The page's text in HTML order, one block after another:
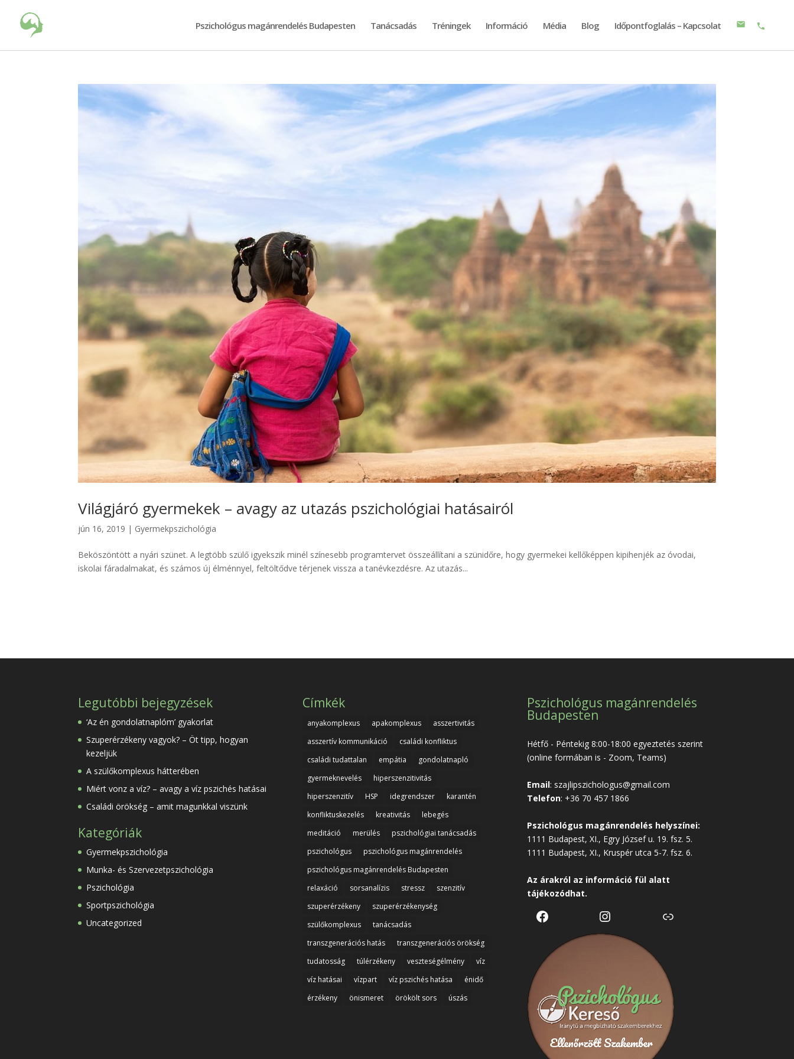
Pszichológus magánrendelés Budapesten Tanácsadás Tréningek Információ Média Blog Időpontfoglalás – Kapcsolat
Világjáró gyermekek – avagy az utazás pszichológiai hatásairól
jún 16, 2019 | Gyermekpszichológia
Beköszöntött a nyári szünet. A legtöbb szülő igyekszik minél színesebb programtervet összeállítani a szünidőre, hogy gyermekei kellőképpen kipihenjék az óvodai,
iskolai fáradalmakat, és számos új élménnyel, feltöltődve térjenek vissza a tanévkezdésre. Az utazás...
Legutóbbi bejegyzések
‘Az én gondolatnaplóm’ gyakorlat
Szuperérzékeny vagyok? – Öt tipp, hogyan
kezeljük
A szülőkomplexus hátterében
Miért vonz a víz? – avagy a víz pszichés hatásai
Családi örökség – amit magunkkal viszünk
Kategóriák
Gyermekpszichológia
Munka- és Szervezetpszichológia
Pszichológia
Sportpszichológia
Uncategorized
Címkék
anyakomplexus apakomplexus
asszertivitás
asszertív kommunikáció
családi konfliktus
családi tudattalan
empátia
gondolatnapló
gyermeknevelés
hiperszenzitivitás
hiperszenzitív
HSP idegrendszer
karantén
konfliktuskezelés
kreativitás
lebegés
meditáció
merülés
pszichológiai tanácsadás
pszichológus
pszichológus magánrendelés
pszichológus magánrendelés Budapesten
relaxáció
sorsanalízis stressz
szenzitív
szuperérzékeny
szuperérzékenység
szülőkomplexus
tanácsadás
transzgenerációs hatás
transzgenerációs örökség
tudatosság
túlérzékeny veszteségélmény
víz
víz hatásai
vízpart víz pszichés hatása
énidő
érzékeny
önismeret örökölt sors úszás
Pszichológus magánrendelés
Budapesten
Hétfő - Péntekig 8:00-18:00 egyeztetés szerint
(online formában is - Zoom, Teams)
Email: szajlipszichologus@gmail.com
Telefon: +36 70 457 1866
Pszichológus magánrendelés helyszínei:
1111 Budapest, XI., Egry József u. 19. fsz. 5.
1111 Budapest, XI., Kruspér utca 5-7. fsz. 6.
Az árakról az információ fül alatt
tájékozódhat.
Facebook InstagramLink